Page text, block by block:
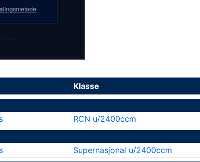
Klasse
RCN u/2400ccm
Supernasjonal u/2400ccm